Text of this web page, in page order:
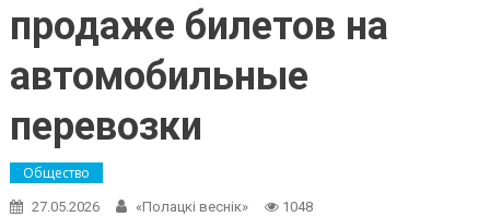
продаже билетов на
автомобильные
перевозки
Общество
27.05.2026 «Полацкі веснік» 1048